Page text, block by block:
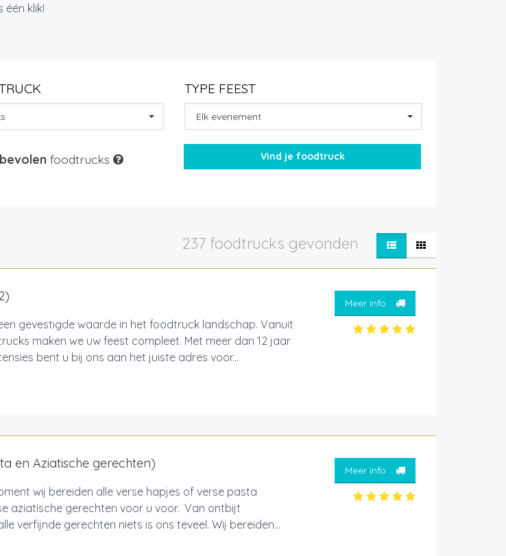
één klik!
TYPE FEEST
Elk evenement
foodtrucks
237 foodtrucks gevonden
gevestigde waarde in het foodtruck landschap. Vanuit
maken we uw feest compleet. Met meer dan 12 jaar
bent u bij ons aan het juiste adres voor...
Meer info
en Aziatische gerechten)
wij bereiden alle verse hapjes of verse pasta
aziatische gerechten voor u voor. Van ontbijt
verfijnde gerechten niets is ons teveel. Wij bereiden...
Meer info